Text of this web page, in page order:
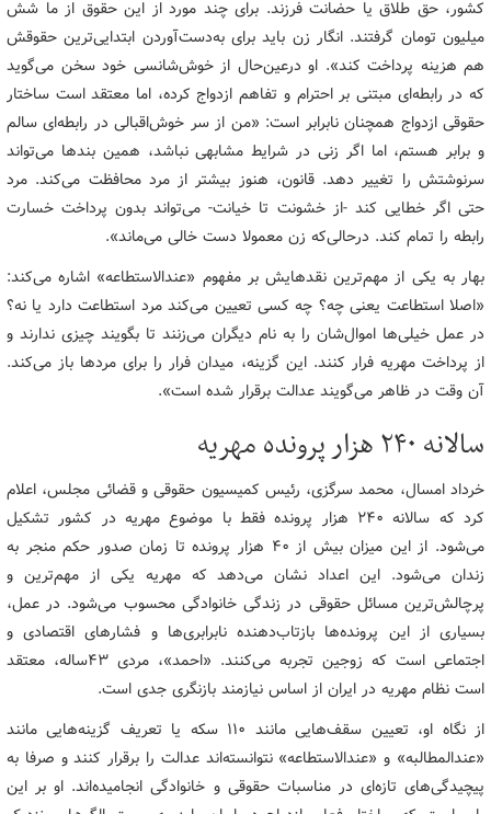
کشور، حق طلاق یا حضانت فرزند. برای چند مورد از این حقوق از ما شش
میلیون تومان گرفتند. انگار زن باید برای به‌دست‌آوردن ابتدایی‌ترین حقوقش
هم هزینه پرداخت کند». او درعین‌حال از خوش‌شانسی خود سخن می‌گوید
که در رابطه‌ای مبتنی بر احترام و تفاهم ازدواج کرده، اما معتقد است ساختار
حقوقی ازدواج همچنان نابرابر است: «من از سر خوش‌اقبالی در رابطه‌ای سالم
و برابر هستم، اما اگر زنی در شرایط مشابهی نباشد، همین بندها می‌تواند
سرنوشتش را تغییر دهد. قانون، هنوز بیشتر از مرد محافظت می‌کند. مرد
حتی اگر خطایی کند -از خشونت تا خیانت- می‌تواند بدون پرداخت خسارت
رابطه را تمام کند. درحالی‌که زن معمولا دست خالی می‌ماند».
بهار به یکی از مهم‌ترین نقدهایش بر مفهوم «عندالاستطاعه» اشاره می‌کند:
«اصلا استطاعت یعنی چه؟ چه کسی تعیین می‌کند مرد استطاعت دارد یا نه؟
در عمل خیلی‌ها اموال‌شان را به نام دیگران می‌زنند تا بگویند چیزی ندارند و
از پرداخت مهریه فرار کنند. این گزینه، میدان فرار را برای مردها باز می‌کند.
آن‌ وقت در ظاهر می‌گویند عدالت برقرار شده است».
سالانه ۲۴۰ هزار پرونده مهریه
خرداد امسال، محمد سرگزی، رئیس کمیسیون حقوقی و قضائی مجلس، اعلام
کرد که سالانه ۲۴۰ هزار پرونده فقط با موضوع مهریه در کشور تشکیل
می‌شود. از این میزان بیش از ۴۰ هزار پرونده تا زمان صدور حکم منجر به
زندان می‌شود. این اعداد نشان می‌دهد که مهریه یکی از مهم‌ترین و
پرچالش‌ترین مسائل حقوقی در زندگی خانوادگی محسوب می‌شود. در عمل،
بسیاری از این پرونده‌ها بازتاب‌دهنده نابرابری‌ها و فشارهای اقتصادی و
اجتماعی است که زوجین تجربه می‌کنند. «احمد»، مردی ۴۳ساله، معتقد
است نظام مهریه در ایران از اساس نیازمند بازنگری جدی است.
از نگاه او، تعیین سقف‌هایی مانند ۱۱۰ سکه یا تعریف گزینه‌هایی مانند
«عندالمطالبه» و «عندالاستطاعه» نتوانسته‌اند عدالت را برقرار کنند و صرفا به
پیچیدگی‌های تازه‌ای در مناسبات حقوقی و خانوادگی انجامیده‌اند. او بر این